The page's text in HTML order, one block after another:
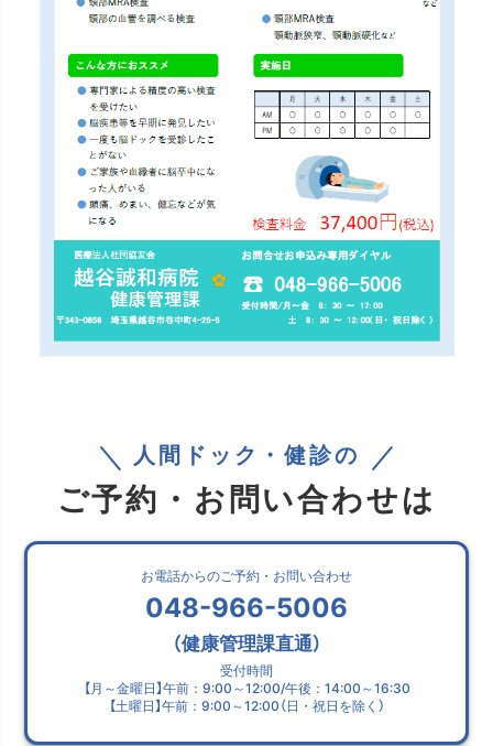
人間ドック・健診の
ご予約・お問い合わせは
お電話からのご予約・お問い合わせ
048-966-5006
（健康管理課直通）
受付時間
【月～金曜日】午前：9:00～12:00/午後：14:00～16:30
【土曜日】午前：9:00～12:00（日・祝日を除く）